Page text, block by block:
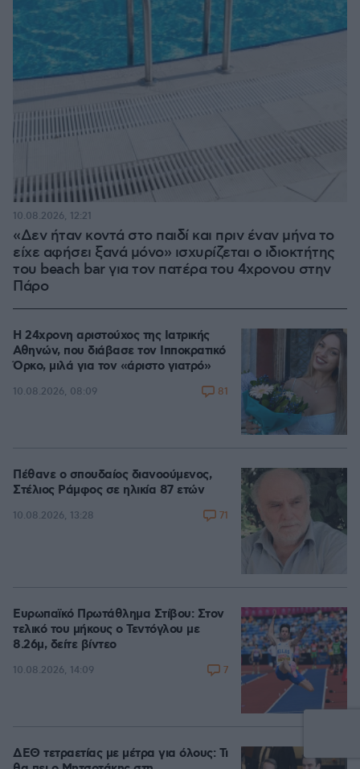
«Δεν ήταν κοντά στο παιδί και πριν έναν μήνα το
είχε αφήσει ξανά μόνο» ισχυρίζεται ο ιδιοκτήτης
του beach bar για τον πατέρα του 4χρονου στην
Πάρο
10.08.2026, 12:21
Η 24χρονη αριστούχος της Ιατρικής
Αθηνών, που διάβασε τον Ιπποκρατικό
Όρκο, μιλά για τον «άριστο γιατρό»
10.08.2026, 08:09 81
Πέθανε ο σπουδαίος διανοούμενος,
Στέλιος Ράμφος σε ηλικία 87 ετών
10.08.2026, 13:28 71
Ευρωπαϊκό Πρωτάθλημα Στίβου: Στον
τελικό του μήκους ο Τεντόγλου με
8.26μ, δείτε βίντεο
10.08.2026, 14:09 7
ΔΕΘ τετραετίας με μέτρα για όλους: Τι